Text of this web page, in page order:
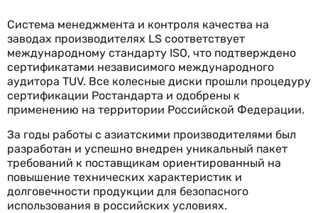
Система менеджмента и контроля качества на
заводах производителях LS соответствует
международному стандарту ISO, что подтверждено
сертификатами независимого международного
аудитора TUV. Все колесные диски прошли процедуру
сертификации Ростандарта и одобрены к
применению на территории Российской Федерации.
За годы работы с азиатскими производителями был
разработан и успешно внедрен уникальный пакет
требований к поставщикам ориентированный на
повышение технических характеристик и
долговечности продукции для безопасного
использования в российских условиях.